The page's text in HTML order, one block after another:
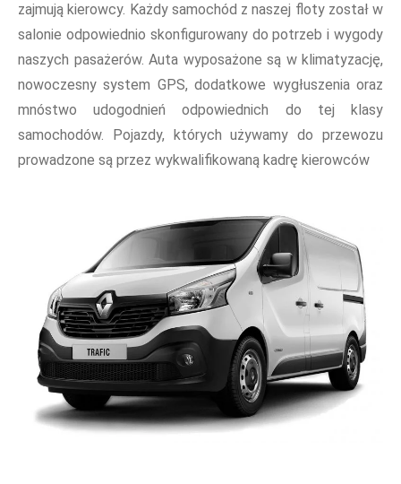
zajmują kierowcy. Każdy samochód z naszej floty został w
salonie odpowiednio skonfigurowany do potrzeb i wygody
naszych pasażerów. Auta wyposażone są w klimatyzację,
nowoczesny system GPS, dodatkowe wygłuszenia oraz
mnóstwo udogodnień odpowiednich do tej klasy
samochodów. Pojazdy, których używamy do przewozu
prowadzone są przez wykwalifikowaną kadrę kierowców